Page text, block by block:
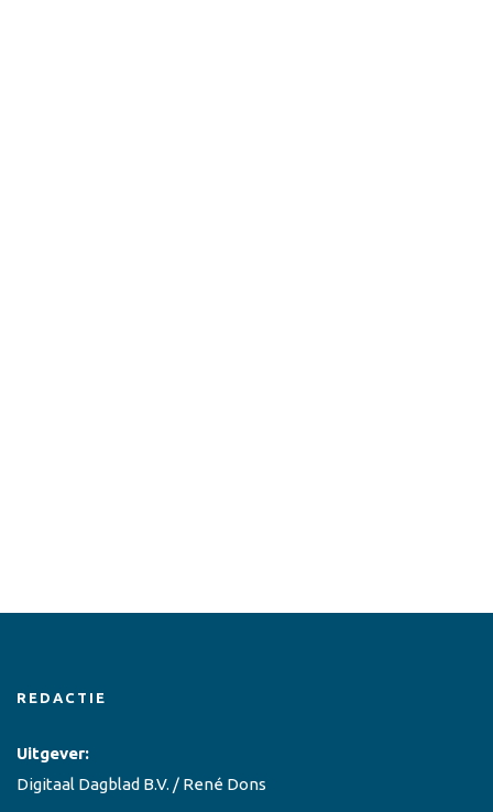
REDACTIE
Uitgever:
Digitaal Dagblad B.V. / René Dons